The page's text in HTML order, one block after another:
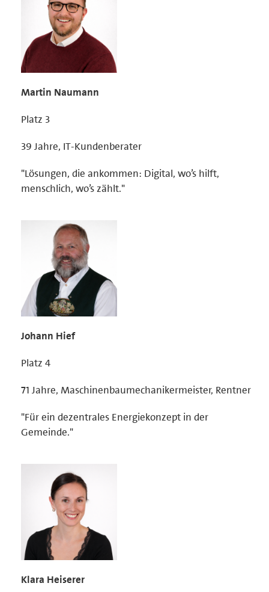
Martin Naumann
Platz 3
39 Jahre, IT-Kundenberater
"Lösungen, die ankommen: Digital, wo’s hilft,
menschlich, wo’s zählt."
Johann Hief
Platz 4
71 Jahre, Maschinenbaumechanikermeister, Rentner
"Für ein dezentrales Energiekonzept in der
Gemeinde."
Klara Heiserer